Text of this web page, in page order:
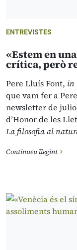
ENTREVISTES
«Estem en
crítica, però
Pere Lluís Font, in
que vam fer a
newsletter de
d’Honor de les
La filosofia al
Continueu llegint